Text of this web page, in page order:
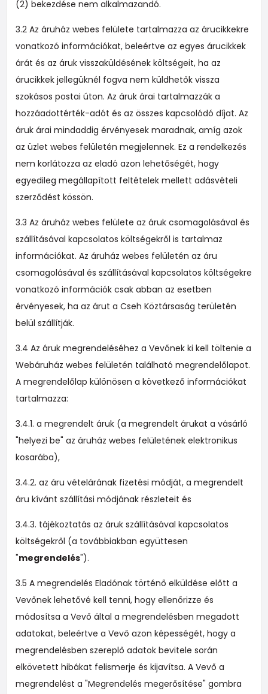
(2) bekezdése nem alkalmazandó.
3.2 Az áruház webes felülete tartalmazza az árucikkekre
vonatkozó információkat, beleértve az egyes árucikkek
árát és az áruk visszaküldésének költségeit, ha az
árucikkek jellegüknél fogva nem küldhetők vissza
szokásos postai úton. Az áruk árai tartalmazzák a
hozzáadottérték-adót és az összes kapcsolódó díjat. Az
áruk árai mindaddig érvényesek maradnak, amíg azok
az üzlet webes felületén megjelennek. Ez a rendelkezés
nem korlátozza az eladó azon lehetőségét, hogy
egyedileg megállapított feltételek mellett adásvételi
szerződést kössön.
3.3 Az áruház webes felülete az áruk csomagolásával és
szállításával kapcsolatos költségekről is tartalmaz
információkat. Az áruház webes felületén az áru
csomagolásával és szállításával kapcsolatos költségekre
vonatkozó információk csak abban az esetben
érvényesek, ha az árut a Cseh Köztársaság területén
belül szállítják.
3.4 Az áruk megrendeléséhez a Vevőnek ki kell töltenie a
Webáruház webes felületén található megrendelőlapot.
A megrendelőlap különösen a következő információkat
tartalmazza:
3.4.1. a megrendelt áruk (a megrendelt árukat a vásárló
"helyezi be" az áruház webes felületének elektronikus
kosarába),
3.4.2. az áru vételárának fizetési módját, a megrendelt
áru kívánt szállítási módjának részleteit és
3.4.3. tájékoztatás az áruk szállításával kapcsolatos
költségekről (a továbbiakban együttesen
"megrendelés").
3.5 A megrendelés Eladónak történő elküldése előtt a
Vevőnek lehetővé kell tenni, hogy ellenőrizze és
módosítsa a Vevő által a megrendelésben megadott
adatokat, beleértve a Vevő azon képességét, hogy a
megrendelésben szereplő adatok bevitele során
elkövetett hibákat felismerje és kijavítsa. A Vevő a
megrendelést a "Megrendelés megerősítése" gombra